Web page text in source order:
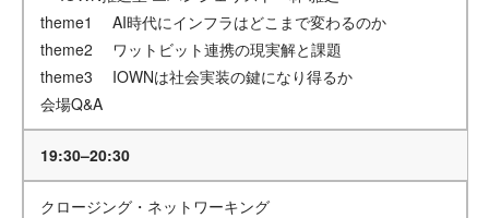
theme1 AI時代にインフラはどこまで変わるのか
theme2 ワットビット連携の現実解と課題
theme3 IOWNは社会実装の鍵になり得るか
会場Q&A
19:30–20:30
クロージング・ネットワーキング